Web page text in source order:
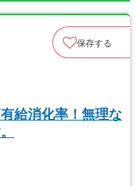
保存する
給消化率！無理な